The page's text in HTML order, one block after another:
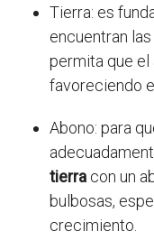
Tierra: es
encuentran
permita que el
favoreciendo
Abono: para
tierra con un
bulbosas,
crecimiento.